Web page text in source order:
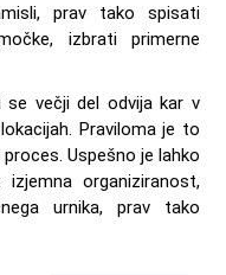
prav tako spisati
izbrati primerne
se večji del odvija kar v
Praviloma je to
Uspešno je lahko
organiziranost,
urnika, prav tako